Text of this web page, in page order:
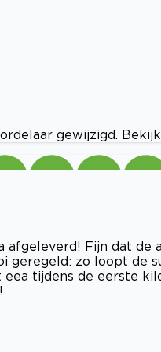
gewijzigd.
afgeleverd! Fijn dat
geregeld: zo loopt de
tijdens de eerste